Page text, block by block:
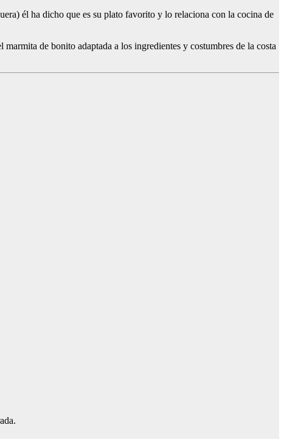
él ha dicho que es su plato favorito y lo relaciona con la cocina de
de bonito adaptada a los ingredientes y costumbres de la costa